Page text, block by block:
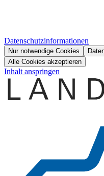
Datenschutzinformationen
Nur notwendige Cookies
Alle Cookies akzeptieren
Inhalt anspringen